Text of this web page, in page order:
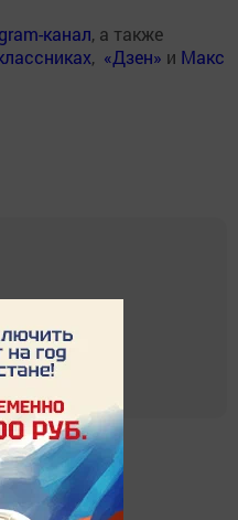
канал, а также
, «Дзен» и Макс
0